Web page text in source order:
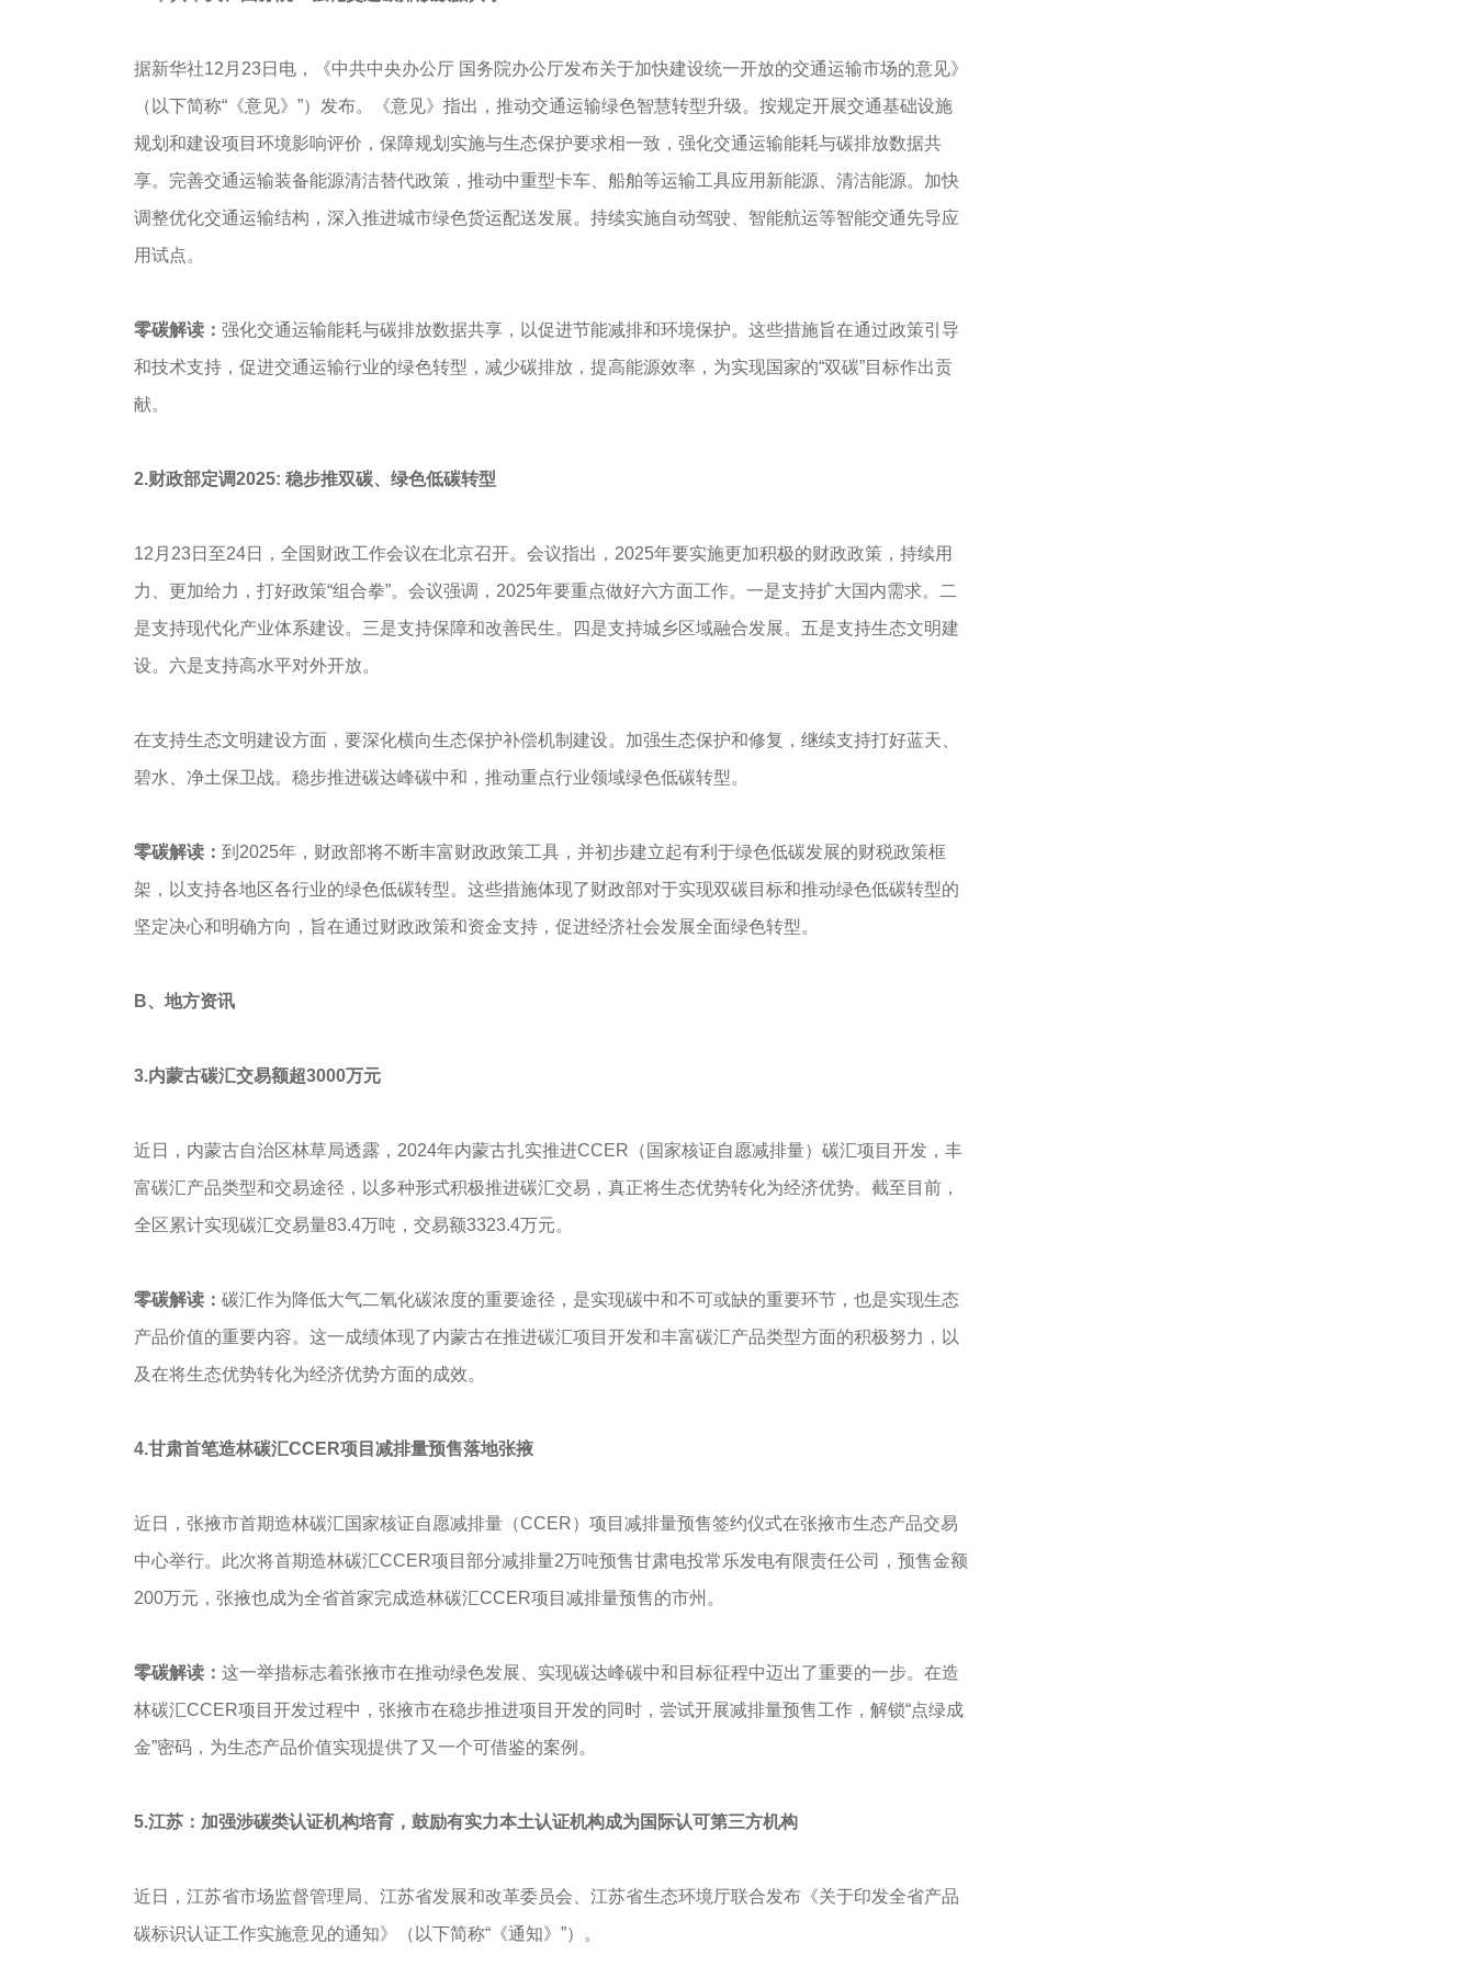
据新华社12月23日电，《中共中央办公厅 国务院办公厅发布关于加快建设统一开放的交通运输市场的意见》
（以下简称“《意见》”）发布。《意见》指出，推动交通运输绿色智慧转型升级。按规定开展交通基础设施
规划和建设项目环境影响评价，保障规划实施与生态保护要求相一致，强化交通运输能耗与碳排放数据共
享。完善交通运输装备能源清洁替代政策，推动中重型卡车、船舶等运输工具应用新能源、清洁能源。加快
调整优化交通运输结构，深入推进城市绿色货运配送发展。持续实施自动驾驶、智能航运等智能交通先导应
用试点。
零碳解读： 强化交通运输能耗与碳排放数据共享，以促进节能减排和环境保护。这些措施旨在通过政策引导
和技术支持，促进交通运输行业的绿色转型，减少碳排放，提高能源效率，为实现国家的“双碳”目标作出贡
献。
2.财政部定调2025: 稳步推双碳、绿色低碳转型
12月23日至24日，全国财政工作会议在北京召开。会议指出，2025年要实施更加积极的财政政策，持续用
力、更加给力，打好政策“组合拳”。会议强调，2025年要重点做好六方面工作。一是支持扩大国内需求。二
是支持现代化产业体系建设。三是支持保障和改善民生。四是支持城乡区域融合发展。五是支持生态文明建
设。六是支持高水平对外开放。
在支持生态文明建设方面，要深化横向生态保护补偿机制建设。加强生态保护和修复，继续支持打好蓝天、
碧水、净土保卫战。稳步推进碳达峰碳中和，推动重点行业领域绿色低碳转型。
零碳解读： 到2025年，财政部将不断丰富财政政策工具，并初步建立起有利于绿色低碳发展的财税政策框
架，以支持各地区各行业的绿色低碳转型。这些措施体现了财政部对于实现双碳目标和推动绿色低碳转型的
坚定决心和明确方向，旨在通过财政政策和资金支持，促进经济社会发展全面绿色转型。
B、地方资讯
3.内蒙古碳汇交易额超3000万元
近日，内蒙古自治区林草局透露，2024年内蒙古扎实推进CCER（国家核证自愿减排量）碳汇项目开发，丰
富碳汇产品类型和交易途径，以多种形式积极推进碳汇交易，真正将生态优势转化为经济优势。截至目前，
全区累计实现碳汇交易量83.4万吨，交易额3323.4万元。
零碳解读： 碳汇作为降低大气二氧化碳浓度的重要途径，是实现碳中和不可或缺的重要环节，也是实现生态
产品价值的重要内容。这一成绩体现了内蒙古在推进碳汇项目开发和丰富碳汇产品类型方面的积极努力，以
及在将生态优势转化为经济优势方面的成效。
4.甘肃首笔造林碳汇CCER项目减排量预售落地张掖
近日，张掖市首期造林碳汇国家核证自愿减排量（CCER）项目减排量预售签约仪式在张掖市生态产品交易
中心举行。此次将首期造林碳汇CCER项目部分减排量2万吨预售甘肃电投常乐发电有限责任公司，预售金额
200万元，张掖也成为全省首家完成造林碳汇CCER项目减排量预售的市州。
零碳解读： 这一举措标志着张掖市在推动绿色发展、实现碳达峰碳中和目标征程中迈出了重要的一步。在造
林碳汇CCER项目开发过程中，张掖市在稳步推进项目开发的同时，尝试开展减排量预售工作，解锁“点绿成
金”密码，为生态产品价值实现提供了又一个可借鉴的案例。
5.江苏：加强涉碳类认证机构培育，鼓励有实力本土认证机构成为国际认可第三方机构
近日，江苏省市场监督管理局、江苏省发展和改革委员会、江苏省生态环境厅联合发布《关于印发全省产品
碳标识认证工作实施意见的通知》（以下简称“《通知》”）。